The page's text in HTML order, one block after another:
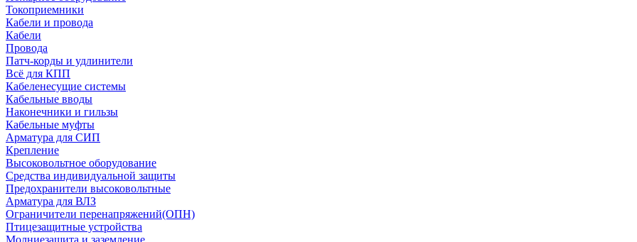
Токоприемники
Кабели и провода
Кабели
Провода
Патч-корды и удлинители
Всё для КПП
Кабеленесущие системы
Кабельные вводы
Наконечники и гильзы
Кабельные муфты
Арматура для СИП
Крепление
Высоковольтное оборудование
Средства индивидуальной защиты
Предохранители высоковольтные
Арматура для ВЛЗ
Ограничители перенапряжений(ОПН)
Птицезащитные устройства
Молниезащита и заземление